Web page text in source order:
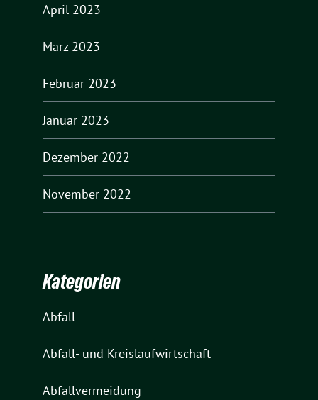
April 2023
März 2023
Februar 2023
Januar 2023
Dezember 2022
November 2022
Kategorien
Abfall
Abfall- und Kreislaufwirtschaft
Abfallvermeidung